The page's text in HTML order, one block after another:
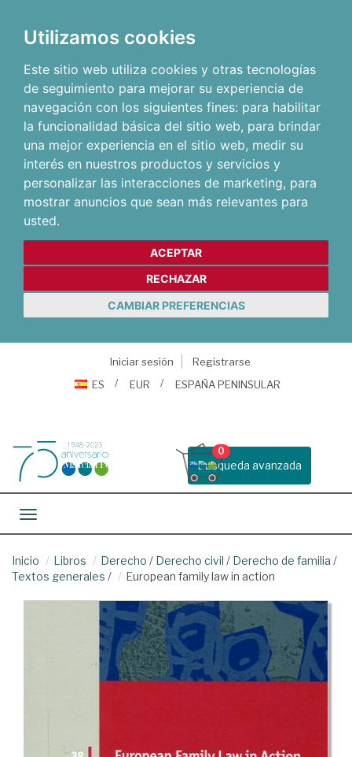
Utilizamos cookies
Este sitio web utiliza cookies y otras tecnologías
de seguimiento para mejorar su experiencia de
navegación con los siguientes fines: para habilitar
la funcionalidad básica del sitio web, para brindar
una mejor experiencia en el sitio web, medir su
interés en nuestros productos y servicios y
personalizar las interacciones de marketing, para
mostrar anuncios que sean más relevantes para
usted.
ACEPTAR
RECHAZAR
CAMBIAR PREFERENCIAS
Iniciar sesión
Registrarse
ES
EUR ESPAÑA PENINSULAR
Busqueda avanzada
0
Toggle navigation
Inicio Libros Derecho / Derecho civil / Derecho de familia /
Textos generales / European family law in action